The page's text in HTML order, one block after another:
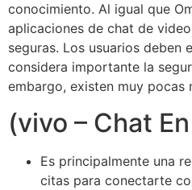
conocimiento. Al igual que
aplicaciones de chat de
seguras. Los usuarios deben
considera importante la
embargo, existen muy pocas
(vivo – Chat
Es principalmente una
citas para conectarte